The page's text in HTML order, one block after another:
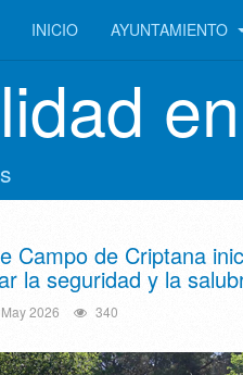
INICIO AYUNTAMIENTO
Campo de Criptana
la seguridad y la
2026 340